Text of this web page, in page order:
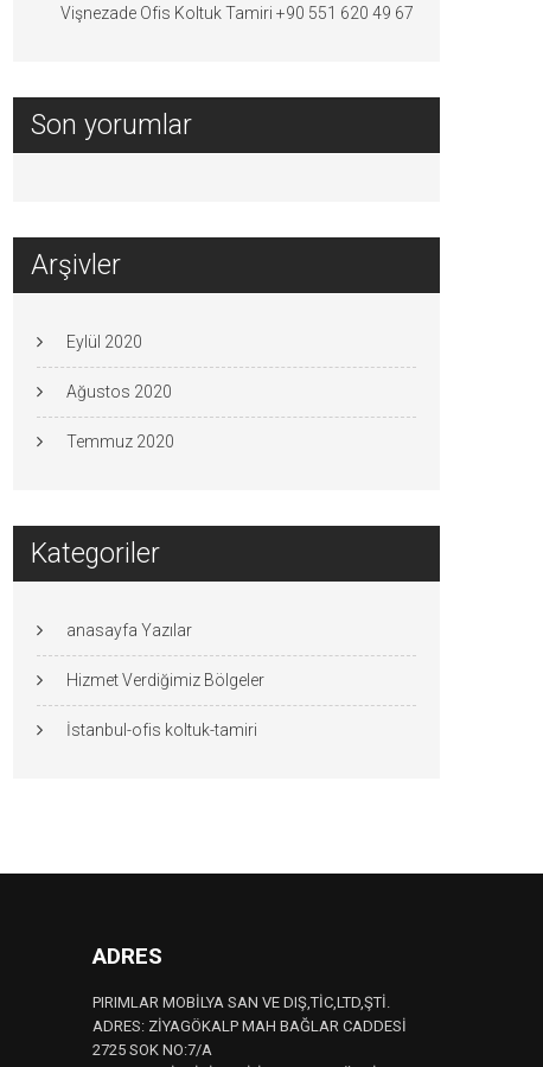
Vişnezade Ofis Koltuk Tamiri +90 551 620 49 67
Son yorumlar
Arşivler
Eylül 2020
Ağustos 2020
Temmuz 2020
Kategoriler
anasayfa Yazılar
Hizmet Verdiğimiz Bölgeler
İstanbul-ofis koltuk-tamiri
ADRES
PIRIMLAR MOBİLYA SAN VE DIŞ,TİC,LTD,ŞTİ.
ADRES: ZİYAGÖKALP MAH BAĞLAR CADDESİ
2725 SOK NO:7/A